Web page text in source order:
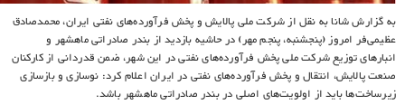
به گزارش شانا به نقل از شرکت ملی پالایش و پخش فرآورده‌های نفتی ایران، محمدصادق
عظیمی‌فر امروز (پنجشنبه، پنجم مهر) در حاشیه بازدید از بندر صادراتی ماهشهر و
انبارهای توزیع شرکت ملی پخش فرآورده‌های نفتی در این شهر، ضمن قدردانی از کارکنان
صنعت پالایش، انتقال و پخش فرآورده‌های نفتی در ایران اعلام کرد: نوسازی و بازسازی
زیرساخت‌ها باید از اولویت‌های اصلی در بندر صادراتی ماهشهر باشد.